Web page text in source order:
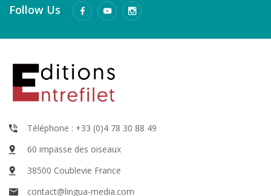
Follow Us
Téléphone : +33 (0)4 78 30 88 49
60 impasse des oiseaux
38500 Coublevie France
contact@lingua-media.com